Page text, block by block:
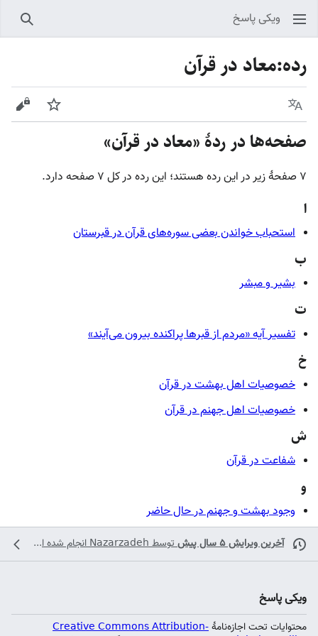
ویکی پاسخ
رده:معاد در قرآن
زبان پیگیری
صفحه‌ها در ردهٔ «معاد در قرآن»
۷ صفحۀ زیر در این رده هستند؛ این رده در کل ۷ صفحه دارد.
ا
استحباب خواندن بعضی سوره‌های قرآن در قبرستان
ب
بشیر و مبشر
ت
تفسیر آیه «مردم از قبرها پراکنده بیرون می‌آیند»
خ
خصوصیات اهل بهشت در قرآن
خصوصیات اهل جهنم در قرآن
ش
شفاعت در قرآن
و
وجود بهشت و جهنم در حال حاضر
آخرین ویرایش ۵ سال پیش توسطNazarzadehانجام شده است
ویکی پاسخ
محتوایات تحت اجازه‌نامهٔCreative Commons Attribution-